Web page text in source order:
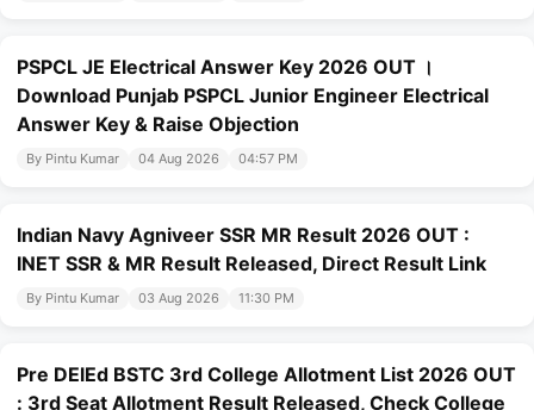
PSPCL JE Electrical Answer Key 2026 OUT ।
Download Punjab PSPCL Junior Engineer Electrical
Answer Key & Raise Objection
By Pintu Kumar 04 Aug 2026 04:57 PM
Indian Navy Agniveer SSR MR Result 2026 OUT :
INET SSR & MR Result Released, Direct Result Link
By Pintu Kumar 03 Aug 2026 11:30 PM
Pre DElEd BSTC 3rd College Allotment List 2026 OUT
: 3rd Seat Allotment Result Released, Check College